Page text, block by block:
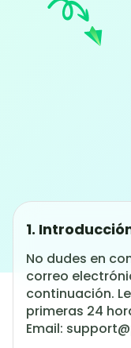
1.
No dudes en
correo
continuación.
primeras 24
Email: